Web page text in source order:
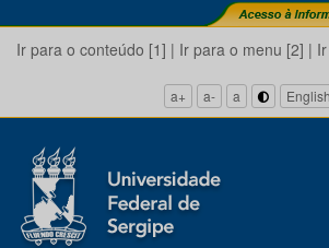
Ir para o conteúdo [1] | Ir para o menu [2] |
a+ a- a English